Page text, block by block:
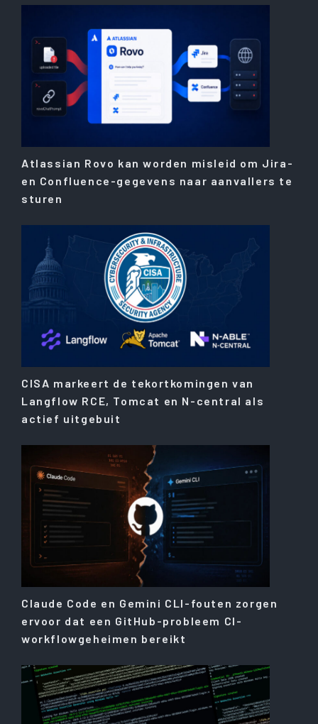
Atlassian Rovo kan worden misleid om Jira-
en Confluence-gegevens naar aanvallers te
sturen
CISA markeert de tekortkomingen van
Langflow RCE, Tomcat en N-central als
actief uitgebuit
Claude Code en Gemini CLI-fouten zorgen
ervoor dat een GitHub-probleem CI-
workflowgeheimen bereikt